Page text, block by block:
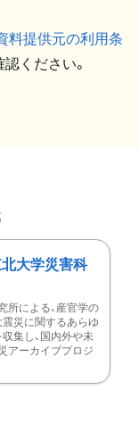
料提供元の利用条
ください。
大学災害科
所による、産官学の
震災に関するあらゆ
収集し、国内外や未
アーカイブプロジ